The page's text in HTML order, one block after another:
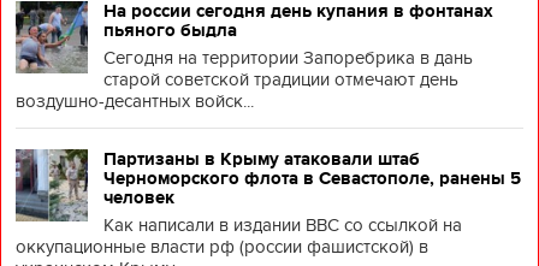
На россии сегодня день купания в фонтанах
пьяного быдла
Сегодня на территории Запоребрика в дань
старой советской традиции отмечают день
воздушно-десантных войск...
Партизаны в Крыму атаковали штаб
Черноморского флота в Севастополе, ранены 5
человек
Как написали в издании BBC со ссылкой на
оккупационные власти рф (россии фашистской) в